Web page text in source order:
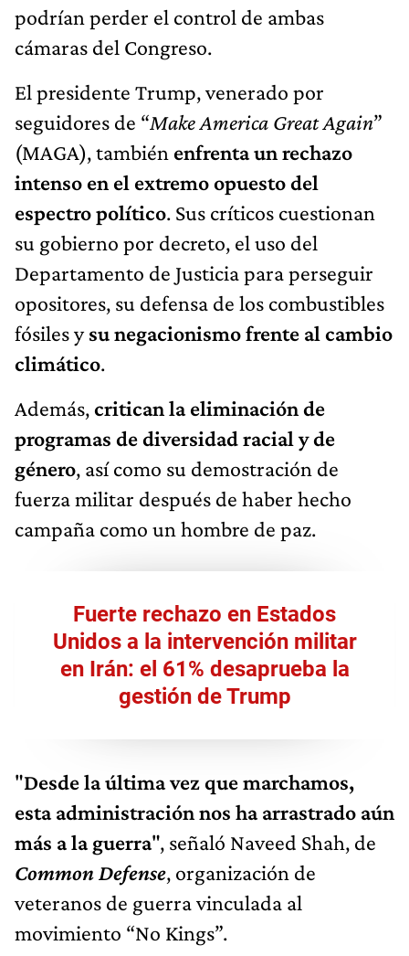
podrían perder el control de ambas
cámaras del Congreso.
El presidente Trump, venerado por
seguidores de “Make America Great Again”
(MAGA), también enfrenta un rechazo
intenso en el extremo opuesto del
espectro político. Sus críticos cuestionan
su gobierno por decreto, el uso del
Departamento de Justicia para perseguir
opositores, su defensa de los combustibles
fósiles ysu negacionismo frente al cambio
climático.
Además,critican la eliminación de
programas de diversidad racial y de
género, así como su demostración de
fuerza militar después de haber hecho
campaña como un hombre de paz.
Fuerte rechazo en Estados
Unidos a la intervención militar
en Irán: el 61% desaprueba la
gestión de Trump
"Desde la última vez que marchamos,
esta administración nos ha arrastrado aún
más a la guerra", señaló Naveed Shah, de
Common Defense, organización de
veteranos de guerra vinculada al
movimiento “No Kings”.